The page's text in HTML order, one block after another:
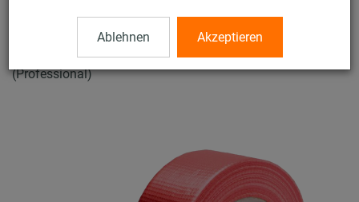
Ablehnen Akzeptieren
Gewebeband
Gewebeband, rot, textilverstärkt, 50 mm, Rolle à 50 m,
(Professional)